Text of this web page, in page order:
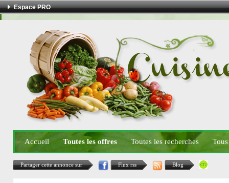
Espace PRO
Accueil Toutes les offres Toutes les recherches
Partager cette annonce sur Flux rss Blog